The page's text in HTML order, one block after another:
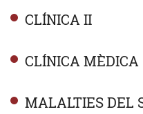
CLÍNICA II
CLÍNICA MÈDICA
MALALTIES DEL